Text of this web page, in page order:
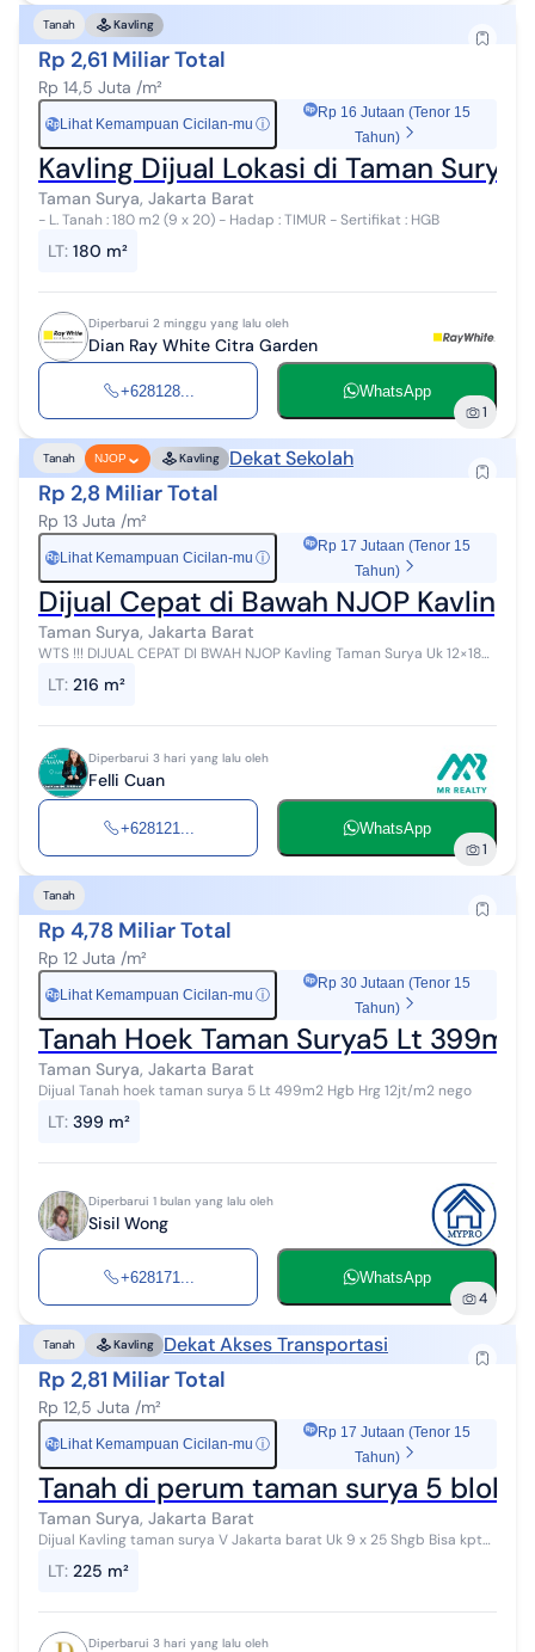
Tanah Kavling
Rp 2,61 Miliar Total
Rp 14,5 Juta /m²
Rp Lihat Kemampuan Cicilan-mu ⓘ
Rp 16 Jutaan (Tenor 15
Tahun)
Kavling Dijual Lokasi di Taman Surya
Taman Surya, Jakarta Barat
- L. Tanah : 180 m2 (9 x 20) - Hadap : TIMUR - Sertifikat : HGB
LT: 180 m²
Diperbarui 2 minggu yang lalu oleh
Dian Ray White Citra Garden
+628128... WhatsApp
1
Tanah NJOP Kavling Dekat Sekolah
Rp 2,8 Miliar Total
Rp 13 Juta /m²
Rp Lihat Kemampuan Cicilan-mu ⓘ
Rp 17 Jutaan (Tenor 15
Tahun)
Dijual Cepat di Bawah NJOP Kavling
Taman Surya, Jakarta Barat
WTS !!! DIJUAL CEPAT DI BWAH NJOP Kavling Taman Surya Uk 12×18
: 0812xxxx...
LT: 216 m²
Diperbarui 3 hari yang lalu oleh
Felli Cuan
+628121... WhatsApp
1
Tanah
Rp 4,78 Miliar Total
Rp 12 Juta /m²
Rp Lihat Kemampuan Cicilan-mu ⓘ
Rp 30 Jutaan (Tenor 15
Tahun)
Tanah Hoek Taman Surya5 Lt 399m2
Taman Surya, Jakarta Barat
Dijual Tanah hoek taman surya 5 Lt 499m2 Hgb Hrg 12jt/m2 nego
LT: 399 m²
Diperbarui 1 bulan yang lalu oleh
Sisil Wong
+628171... WhatsApp
4
Tanah Kavling Dekat Akses Transportasi
Rp 2,81 Miliar Total
Rp 12,5 Juta /m²
Rp Lihat Kemampuan Cicilan-mu ⓘ
Rp 17 Jutaan (Tenor 15
Tahun)
Tanah di perum taman surya 5 blok
Taman Surya, Jakarta Barat
Dijual Kavling taman surya V Jakarta barat Uk 9 x 25 Shgb Bisa kpt
bandara 15 menit ...
LT: 225 m²
Diperbarui 3 hari yang lalu oleh